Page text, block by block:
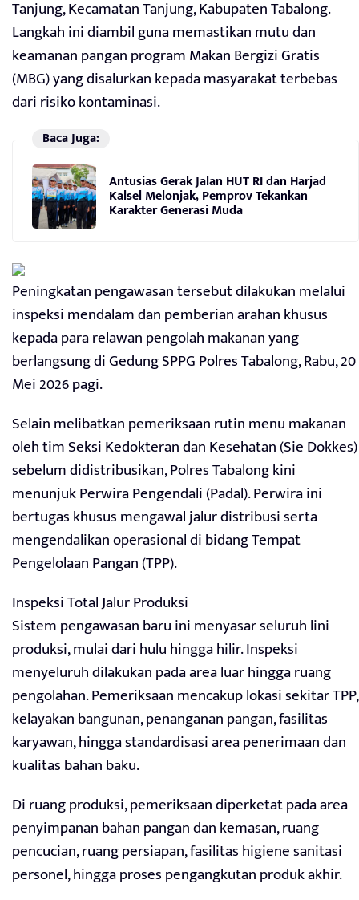
Tanjung, Kecamatan Tanjung, Kabupaten Tabalong.
Langkah ini diambil guna memastikan mutu dan
keamanan pangan program Makan Bergizi Gratis
(MBG) yang disalurkan kepada masyarakat terbebas
dari risiko kontaminasi.
Baca Juga:
Antusias Gerak Jalan HUT RI dan Harjad
Kalsel Melonjak, Pemprov Tekankan
Karakter Generasi Muda
Peningkatan pengawasan tersebut dilakukan melalui
inspeksi mendalam dan pemberian arahan khusus
kepada para relawan pengolah makanan yang
berlangsung di Gedung SPPG Polres Tabalong, Rabu, 20
Mei 2026 pagi.
Selain melibatkan pemeriksaan rutin menu makanan
oleh tim Seksi Kedokteran dan Kesehatan (Sie Dokkes)
sebelum didistribusikan, Polres Tabalong kini
menunjuk Perwira Pengendali (Padal). Perwira ini
bertugas khusus mengawal jalur distribusi serta
mengendalikan operasional di bidang Tempat
Pengelolaan Pangan (TPP).
Inspeksi Total Jalur Produksi
Sistem pengawasan baru ini menyasar seluruh lini
produksi, mulai dari hulu hingga hilir. Inspeksi
menyeluruh dilakukan pada area luar hingga ruang
pengolahan. Pemeriksaan mencakup lokasi sekitar TPP,
kelayakan bangunan, penanganan pangan, fasilitas
karyawan, hingga standardisasi area penerimaan dan
kualitas bahan baku.
Di ruang produksi, pemeriksaan diperketat pada area
penyimpanan bahan pangan dan kemasan, ruang
pencucian, ruang persiapan, fasilitas higiene sanitasi
personel, hingga proses pengangkutan produk akhir.